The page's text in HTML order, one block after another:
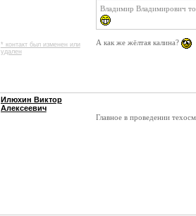
* контакт был изменен или
удален
Владимир Владимирович
А как же жёлтая калина?
Илюхин Виктор
Алексеевич
Главное в проведении